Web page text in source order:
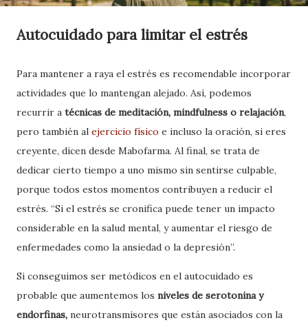
Autocuidado para limitar el estrés
Para mantener a raya el estrés es recomendable incorporar
actividades que lo mantengan alejado. Así, podemos
recurrir a técnicas de meditación, mindfulness o relajación,
pero también al ejercicio físico e incluso la oración, si eres
creyente, dicen desde Mabofarma. Al final, se trata de
dedicar cierto tiempo a uno mismo sin sentirse culpable,
porque todos estos momentos contribuyen a reducir el
estrés. “Si el estrés se cronifica puede tener un impacto
considerable en la salud mental, y aumentar el riesgo de
enfermedades como la ansiedad o la depresión”.
Si conseguimos ser metódicos en el autocuidado es
probable que aumentemos los niveles de serotonina y
endorfinas, neurotransmisores que están asociados con la